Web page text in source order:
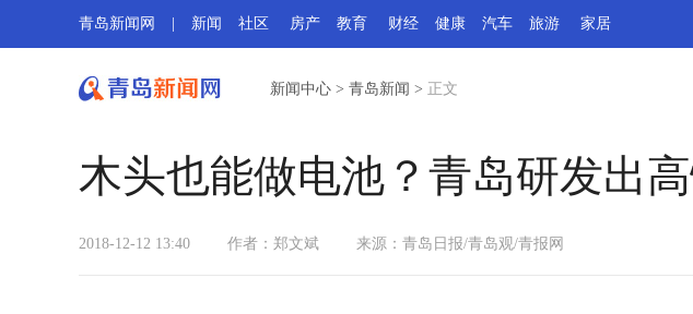
青岛新闻网 新闻 社区 房产 教育 财经 健康 汽车 旅游 家居
新闻中心 > 青岛新闻 > 正文
木头也能做电池？青岛研发出
2018-12-12 13:40 作者：郑文斌 来源：青岛日报/青岛观/青报网